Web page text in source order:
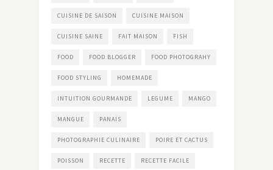
CUISINE DE SAISON CUISINE MAISON
CUISINE SAINE FAIT MAISON FISH
FOOD FOOD BLOGGER FOOD PHOTOGRAHY
FOOD STYLING HOMEMADE
INTUITION GOURMANDE LEGUME MANGO
MANGUE PANAIS
PHOTOGRAPHIE CULINAIRE POIRE ET CACTUS
POISSON RECETTE RECETTE FACILE